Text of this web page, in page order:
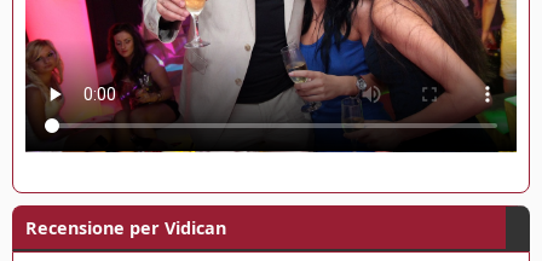
Recensione per Vidican